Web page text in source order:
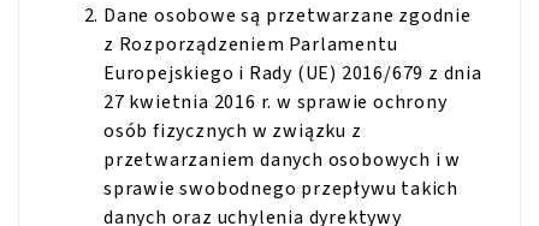
Dane osobowe są przetwarzane zgodnie
z Rozporządzeniem Parlamentu
Europejskiego i Rady (UE) 2016/679 z dnia
27 kwietnia 2016 r. w sprawie ochrony
osób fizycznych w związku z
przetwarzaniem danych osobowych i w
sprawie swobodnego przepływu takich
danych oraz uchylenia dyrektywy